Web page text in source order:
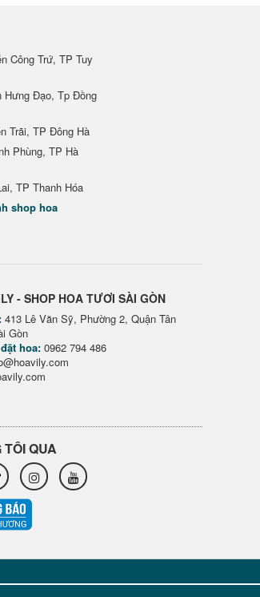
Công Trứ, TP Tuy
Hưng Đạo, Tp Đồng
Trãi, TP Đông Hà
Phùng, TP Hà
TP Thanh Hóa
shop hoa
- SHOP HOA TƯƠI SÀI GÒN
413 Lê Văn Sỹ, Phường 2, Quận Tân
Gòn
hoa: 0962 794 486
QUA